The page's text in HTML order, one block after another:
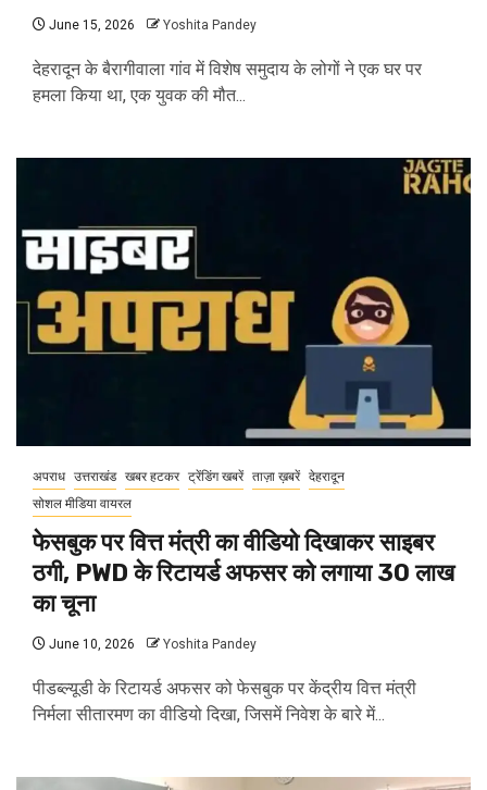
June 15, 2026 Yoshita Pandey
देहरादून के बैरागीवाला गांव में विशेष समुदाय के लोगों ने एक घर पर
हमला किया था, एक युवक की मौत...
अपराध उत्तराखंड खबर हटकर ट्रेंडिंग खबरें ताज़ा ख़बरें देहरादून
सोशल मीडिया वायरल
फेसबुक पर वित्त मंत्री का वीडियो दिखाकर साइबर
ठगी, PWD के रिटायर्ड अफसर को लगाया 30 लाख
का चूना
June 10, 2026 Yoshita Pandey
पीडब्ल्यूडी के रिटायर्ड अफसर को फेसबुक पर केंद्रीय वित्त मंत्री
निर्मला सीतारमण का वीडियो दिखा, जिसमें निवेश के बारे में...